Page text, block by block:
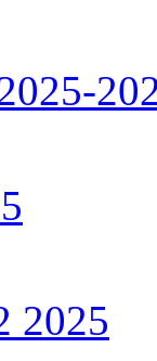
2025